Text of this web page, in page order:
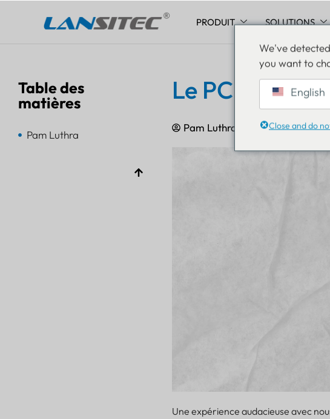
PRODUIT SOLUTIONS
Table des
matières
Pam Luthra
Le PCBA
Pam Luthra 16 mars 2020
Une expérience audacieuse avec
We've
you want to
English
Close and do